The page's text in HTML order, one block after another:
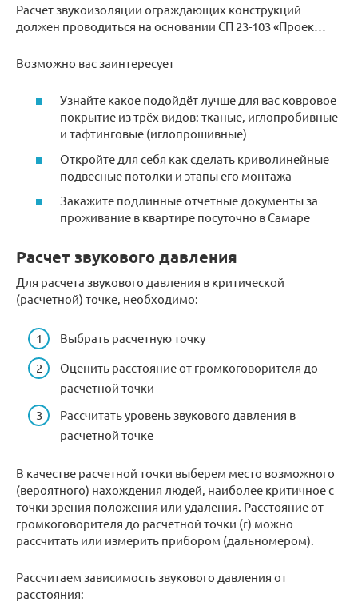
Расчет звукоизоляции ограждающих конструкций
должен проводиться на основании СП 23-103 «Проек…
Возможно вас заинтересует
Узнайте какое подойдёт лучше для вас ковровое
покрытие из трёх видов: тканые, иглопробивные
и тафтинговые (иглопрошивные)
Откройте для себя как сделать криволинейные
подвесные потолки и этапы его монтажа
Закажите подлинные отчетные документы за
проживание в квартире посуточно в Самаре
Расчет звукового давления
Для расчета звукового давления в критической
(расчетной) точке, необходимо:
Выбрать расчетную точку
Оценить расстояние от громкоговорителя до
расчетной точки
Рассчитать уровень звукового давления в
расчетной точке
В качестве расчетной точки выберем место возможного
(вероятного) нахождения людей, наиболее критичное с
точки зрения положения или удаления. Расстояние от
громкоговорителя до расчетной точки (r) можно
рассчитать или измерить прибором (дальномером).
Рассчитаем зависимость звукового давления от
расстояния: